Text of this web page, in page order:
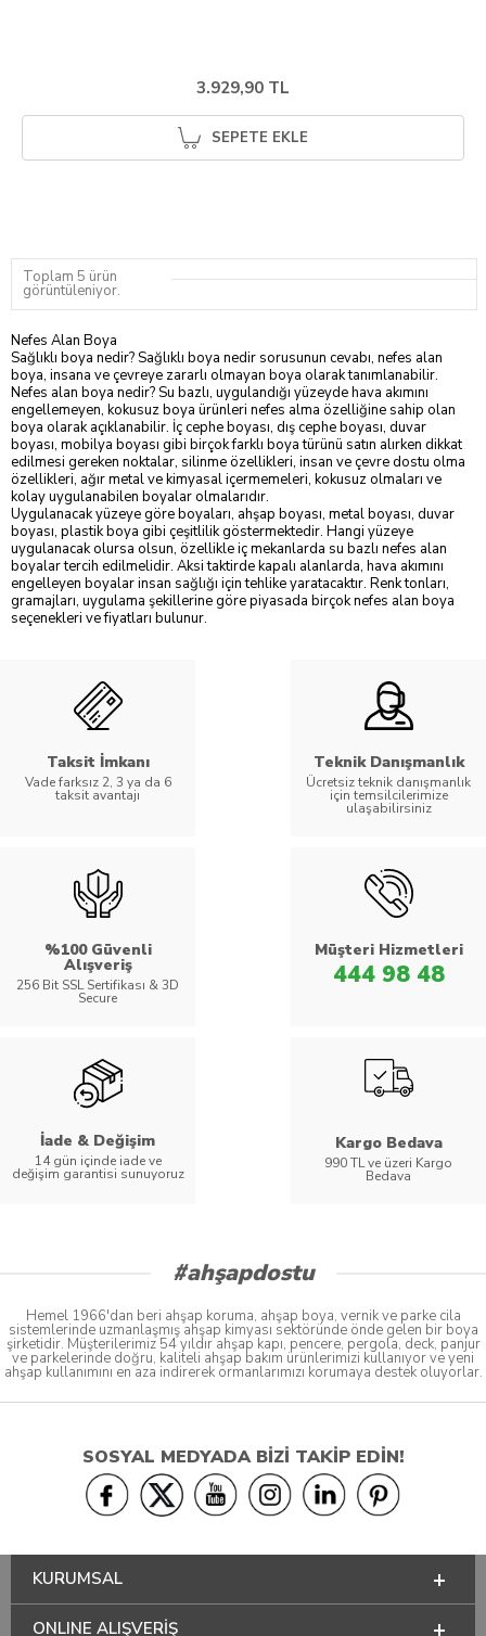
3.929,90 TL
SEPETE EKLE
Toplam 5 ürün
görüntüleniyor.
Nefes Alan Boya
Sağlıklı boya nedir? Sağlıklı boya nedir sorusunun cevabı, nefes alan
boya, insana ve çevreye zararlı olmayan boya olarak tanımlanabilir.
Nefes alan boya nedir? Su bazlı, uygulandığı yüzeyde hava akımını
engellemeyen, kokusuz boya ürünleri nefes alma özelliğine sahip olan
boya olarak açıklanabilir. İç cephe boyası, dış cephe boyası, duvar
boyası, mobilya boyası gibi birçok farklı boya türünü satın alırken dikkat
edilmesi gereken noktalar, silinme özellikleri, insan ve çevre dostu olma
özellikleri, ağır metal ve kimyasal içermemeleri, kokusuz olmaları ve
kolay uygulanabilen boyalar olmalarıdır.
Uygulanacak yüzeye göre boyaları, ahşap boyası, metal boyası, duvar
boyası, plastik boya gibi çeşitlilik göstermektedir. Hangi yüzeye
uygulanacak olursa olsun, özellikle iç mekanlarda su bazlı nefes alan
boyalartercih edilmelidir. Aksi taktirde kapalı alanlarda, hava akımını
engelleyen boyalar insan sağlığı için tehlike yaratacaktır. Renk tonları,
gramajları, uygulama şekillerine göre piyasada birçok nefes alan boya
seçenekleri ve fiyatları bulunur.
Taksit İmkanı
Vade farksız 2, 3 ya da 6
taksit avantajı
Teknik Danışmanlık
Ücretsiz teknik danışmanlık
için temsilcilerimize
ulaşabilirsiniz
%100 Güvenli
Alışveriş
256 Bit SSL Sertifikası & 3D
Secure
Müşteri Hizmetleri
444 98 48
İade & Değişim
14 gün içinde iade ve
değişim garantisi sunuyoruz
Kargo Bedava
990 TL ve üzeri Kargo
Bedava
#ahşapdostu
Hemel 1966'dan beri ahşap koruma, ahşap boya, vernik ve parke cila
sistemlerinde uzmanlaşmış ahşap kimyası sektöründe önde gelen bir boya
şirketidir. Müşterilerimiz 54 yıldır ahşap kapı, pencere, pergola, deck, panjur
ve parkelerinde doğru, kaliteli ahşap bakım ürünlerimizi kullanıyor ve yeni
ahşap kullanımını en aza indirerek ormanlarımızı korumaya destek oluyorlar.
SOSYAL MEDYADA BİZİ TAKİP EDİN!
KURUMSAL
ONLINE ALIŞVERİŞ